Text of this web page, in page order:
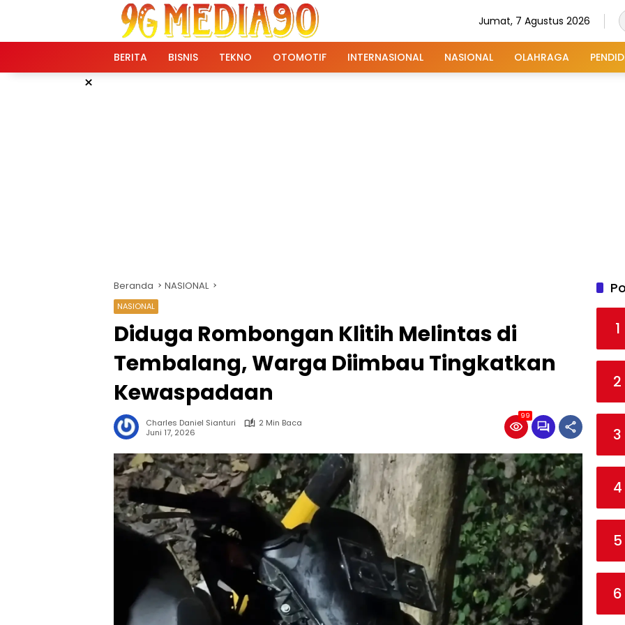
Jumat, 7 Agustus 2026
BERITA BISNIS TEKNO OTOMOTIF INTERNASIONAL NASIONAL OLAHRAGA
×
Beranda NASIONAL
NASIONAL
Diduga Rombongan Klitih Melintas di
Tembalang, Warga Diimbau Tingkatkan
Kewaspadaan
Charles Daniel Sianturi
2 Min Baca
Juni 17, 2026
99
1
2
3
4
5
6